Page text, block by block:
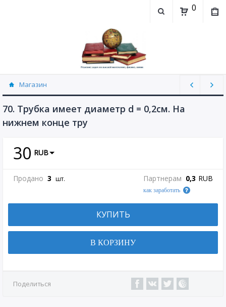
0
Магазин
Физика, химия (рассылаю Doc+PDF) (8689)
70. Трубка имеет диаметр d = 0,2см. На
нижнем конце тру
30 RUB
Продано 3 шт. Партнерам 0,3 RUB
как заработать
КУПИТЬ
В КОРЗИНУ
Поделиться